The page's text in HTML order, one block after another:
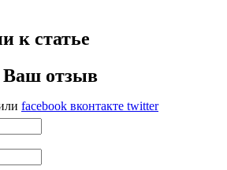
к статье
Ваш отзыв
facebook вконтакте twitter